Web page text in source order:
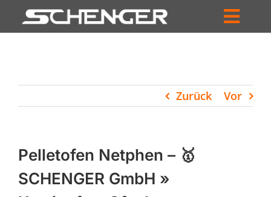
Inhalt
HÄNDLERSUCHE
UNTERNEHMEN
Zurück Vor
Pelletofen Netphen – 🥇
SCHENGER GmbH »